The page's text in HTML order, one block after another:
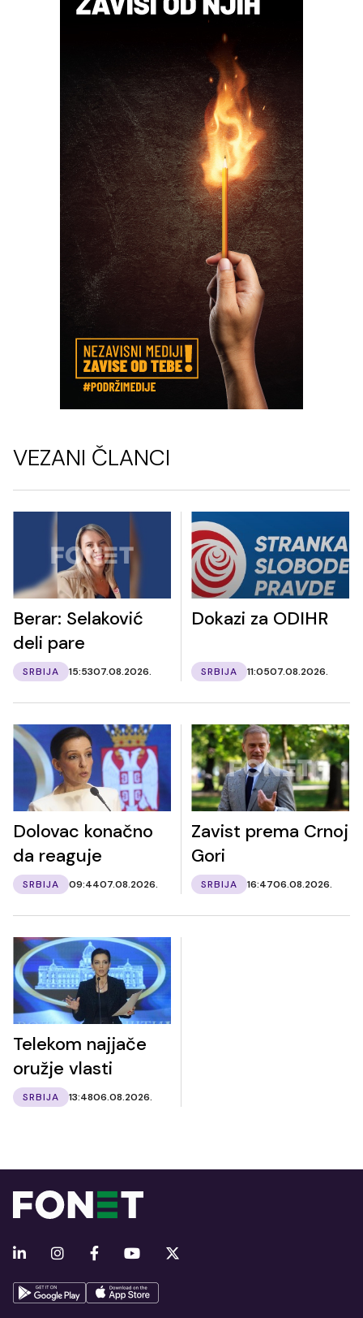
VEZANI ČLANCI
Berar: Selaković
deli pare
SRBIJA 15:5307.08.2026.
Dokazi za ODIHR
SRBIJA 11:0507.08.2026.
Dolovac konačno
da reaguje
SRBIJA 09:4407.08.2026.
Zavist prema Crnoj
Gori
SRBIJA 16:4706.08.2026.
Telekom najjače
oružje vlasti
SRBIJA 13:4806.08.2026.